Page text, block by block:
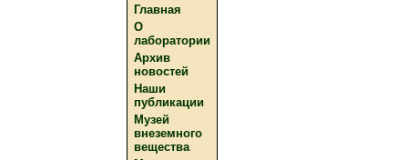
Главная
О
лаборатории
Архив
новостей
Наши
публикации
Музей
внеземного
вещества